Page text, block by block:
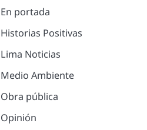
En portada
Historias Positivas
Lima Noticias
Medio Ambiente
Obra pública
Opinión